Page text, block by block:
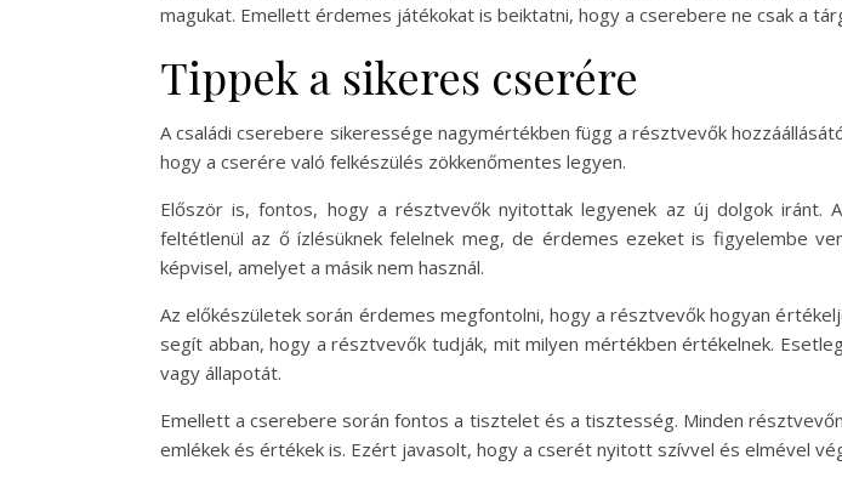
magukat. Emellett érdemes játékokat is beiktatni, hogy a cserebere ne csak a
Tippek a sikeres cserére
A családi cserebere sikeressége nagymértékben függ a résztvevők
hogy a cserére való felkészülés zökkenőmentes legyen.
Először is, fontos, hogy a résztvevők nyitottak legyenek az új dolgok iránt.
feltétlenül az ő ízlésüknek felelnek meg, de érdemes ezeket is figyelembe
képvisel, amelyet a másik nem használ.
Az előkészületek során érdemes megfontolni, hogy a résztvevők hogyan
segít abban, hogy a résztvevők tudják, mit milyen mértékben értékelnek.
vagy állapotát.
Emellett a cserebere során fontos a tisztelet és a tisztesség. Minden
emlékek és értékek is. Ezért javasolt, hogy a cserét nyitott szívvel és elmével